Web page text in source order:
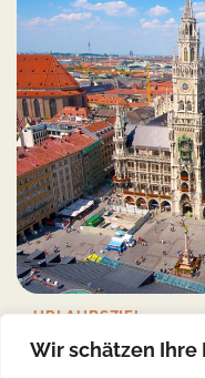
Wir schätzen Ihre
12 Orte in
Yonca 30/05/2024
München ist eine der
und eine der Städte mit
Copyright © 2026
Datenschutz| Theme: